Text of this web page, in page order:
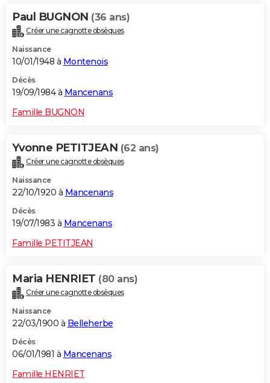
Paul BUGNON (36 ans)
Créer une cagnotte obsèques
Naissance
10/01/1948 à Montenois
Décès
19/09/1984 à Mancenans
Famille BUGNON
Yvonne PETITJEAN (62 ans)
Créer une cagnotte obsèques
Naissance
22/10/1920 à Mancenans
Décès
19/07/1983 à Mancenans
Famille PETITJEAN
Maria HENRIET (80 ans)
Créer une cagnotte obsèques
Naissance
22/03/1900 à Belleherbe
Décès
06/01/1981 à Mancenans
Famille HENRIET